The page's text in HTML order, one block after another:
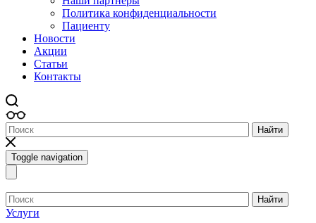
Политика конфиденциальности
Пациенту
Новости
Акции
Статьи
Контакты
Найти
Toggle navigation
Найти
Услуги